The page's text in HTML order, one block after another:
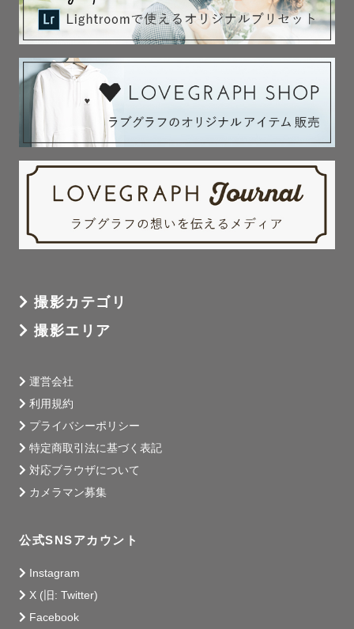
撮影カテゴリ
撮影エリア
運営会社
利用規約
プライバシーポリシー
特定商取引法に基づく表記
対応ブラウザについて
カメラマン募集
公式SNSアカウント
Instagram
X (旧: Twitter)
Facebook